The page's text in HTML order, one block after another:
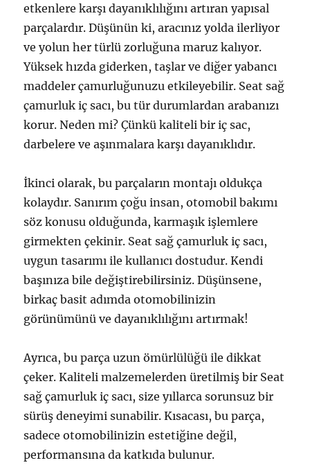
etkenlere karşı dayanıklılığını artıran yapısal
parçalardır. Düşünün ki, aracınız yolda ilerliyor
ve yolun her türlü zorluğuna maruz kalıyor.
Yüksek hızda giderken, taşlar ve diğer yabancı
maddeler çamurluğunuzu etkileyebilir. Seat sağ
çamurluk iç sacı, bu tür durumlardan arabanızı
korur. Neden mi? Çünkü kaliteli bir iç sac,
darbelere ve aşınmalara karşı dayanıklıdır.
İkinci olarak, bu parçaların montajı oldukça
kolaydır. Sanırım çoğu insan, otomobil bakımı
söz konusu olduğunda, karmaşık işlemlere
girmekten çekinir. Seat sağ çamurluk iç sacı,
uygun tasarımı ile kullanıcı dostudur. Kendi
başınıza bile değiştirebilirsiniz. Düşünsene,
birkaç basit adımda otomobilinizin
görünümünü ve dayanıklılığını artırmak!
Ayrıca, bu parça uzun ömürlülüğü ile dikkat
çeker. Kaliteli malzemelerden üretilmiş bir Seat
sağ çamurluk iç sacı, size yıllarca sorunsuz bir
sürüş deneyimi sunabilir. Kısacası, bu parça,
sadece otomobilinizin estetiğine değil,
performansına da katkıda bulunur.